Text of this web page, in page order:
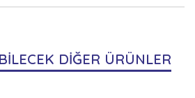
DİĞER ÜRÜNLER